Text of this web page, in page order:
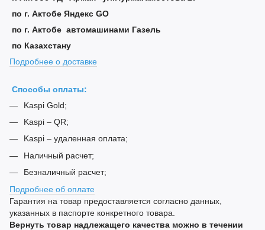
по г. Актобе Яндекс GO
по г. Актобе автомашинами Газель
по Казахстану
Подробнее о доставке
Способы оплаты:
Kaspi Gold;
Kaspi – QR;
Kaspi – удаленная оплата;
Наличный расчет;
Безналичный расчет;
Подробнее об оплате
Гарантия на товар предоставляется согласно данных,
указанных в паспорте конкретного товара.
Вернуть товар надлежащего качества можно в течении